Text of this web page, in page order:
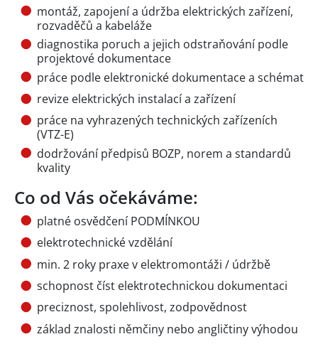
montáž, zapojení a údržba elektrických zařízení,
rozvaděčů a kabeláže
diagnostika poruch a jejich odstraňování podle
projektové dokumentace
práce podle elektronické dokumentace a schémat
revize elektrických instalací a zařízení
práce na vyhrazených technických zařízeních
(VTZ-E)
dodržování předpisů BOZP, norem a standardů
kvality
Co od Vás očekáváme:
platné osvědčení PODMÍNKOU
elektrotechnické vzdělání
min. 2 roky praxe v elektromontáži / údržbě
schopnost číst elektrotechnickou dokumentaci
preciznost, spolehlivost, zodpovědnost
základ znalosti němčiny nebo angličtiny výhodou